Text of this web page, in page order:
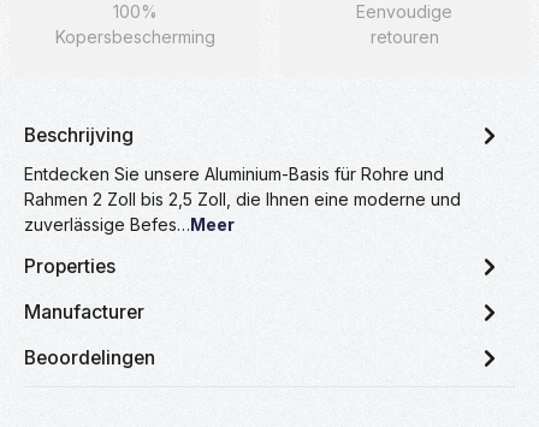
100%
Kopersbescherming
Eenvoudige
retouren
Beschrijving
Entdecken Sie unsere Aluminium-Basis für Rohre und
Rahmen 2 Zoll bis 2,5 Zoll, die Ihnen eine moderne und
zuverlässige Befes…Meer
Properties
Manufacturer
Beoordelingen